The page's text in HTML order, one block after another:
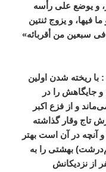
و یوضع علی رأسه
ما فیها، و یزوج ثنتین
سبعین من أقربائه»
ریخته شدن اولین
جایگاهش را در
و از فزع اکبر
تاج وقار گذاشته
آنچه در آن است بهتر
بهشتی را به
از نزدیکانش